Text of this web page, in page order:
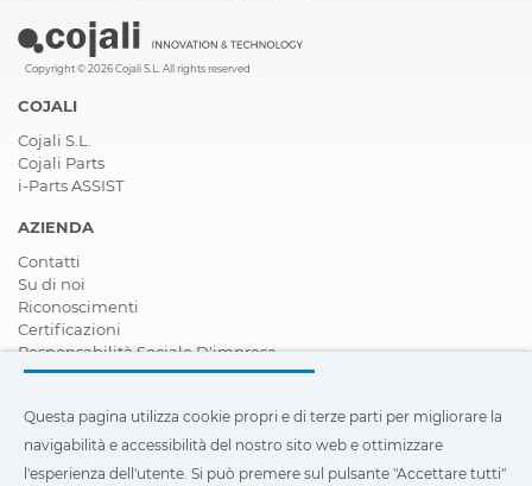
Copyright © 2026 Cojali S.L. All rights reserved
COJALI
Cojali S.L.
Cojali Parts
i-Parts ASSIST
AZIENDA
Contatti
Su di noi
Riconoscimenti
Certificazioni
Responsabilità Sociale D'impresa
Diventare rivenditore
Video
FAQ - Domande Frequenti
Questa pagina utilizza cookie propri e di terze parti per migliorare la
navigabilità e accessibilità del nostro sito web e ottimizzare
l'esperienza dell'utente. Si può premere sul pulsante "Accettare tutti"